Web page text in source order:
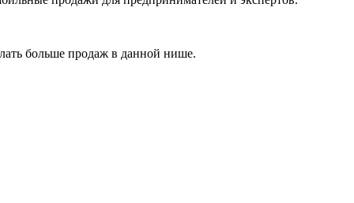
больше продаж в данной нише.